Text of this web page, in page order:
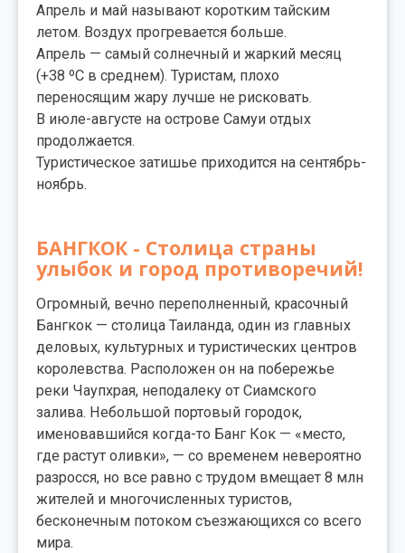
Апрель и май называют коротким тайским
летом. Воздух прогревается больше.
Апрель — самый солнечный и жаркий месяц
(+38 ºC в среднем). Туристам, плохо
переносящим жару лучше не рисковать.
В июле-августе на острове Самуи отдых
продолжается.
Туристическое затишье приходится на сентябрь-
ноябрь.
БАНГКОК - Столица страны
улыбок и город противоречий!
Огромный, вечно переполненный, красочный
Бангкок — столица Таиланда, один из главных
деловых, культурных и туристических центров
королевства. Расположен он на побережье
реки Чаупхрая, неподалеку от Сиамского
залива. Небольшой портовый городок,
именовавшийся когда-то Банг Кок — «место,
где растут оливки», — со временем невероятно
разросся, но все равно с трудом вмещает 8 млн
жителей и многочисленных туристов,
бесконечным потоком съезжающихся со всего
мира.